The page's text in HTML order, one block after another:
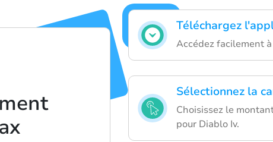
Téléchargez
Accédez facilement
Sélectionnez la
Choisissez le
pour Diablo Iv.